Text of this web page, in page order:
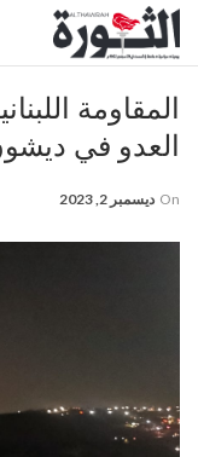
المقاومة
العدو في
On ديسمبر 2, 2023